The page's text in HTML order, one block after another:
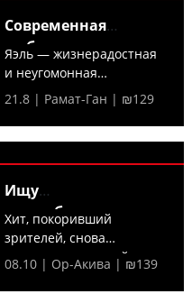
Современная
любовь —
Яэль — жизнерадостная
и неугомонная
холостячка — решает,
что...
21.8 | Рамат-Ган | ₪129
Ищу
домработницу —
Хит, покоривший
зрителей, снова
на сцене — в новой,...
08.10 | Ор-Акива | ₪139